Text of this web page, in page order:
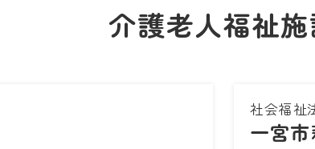
介護老人福祉
社会福祉
一宮